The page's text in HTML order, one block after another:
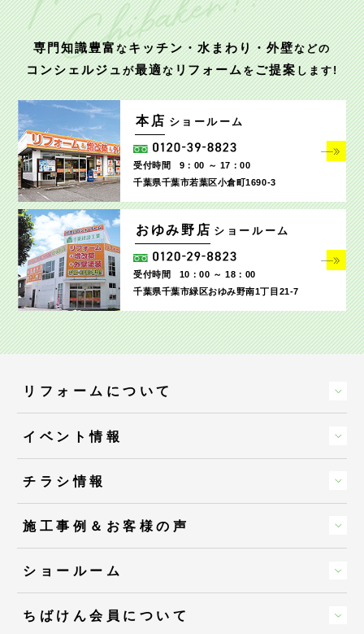
専門知識豊富なキッチン・水まわり・外壁などの
コンシェルジュが最適なリフォームをご提案します!
本店 ショールーム
受付時間
9：00 ～ 17：00
千葉県千葉市若葉区小倉町1690‐3
おゆみ野店 ショールーム
受付時間
10：00 ～ 18：00
千葉県千葉市緑区おゆみ野南1丁目21-7
リフォームについて
イベント情報
チラシ情報
施工事例＆お客様の声
ショールーム
ちばけん会員について